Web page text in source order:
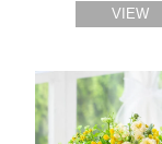
VIEW